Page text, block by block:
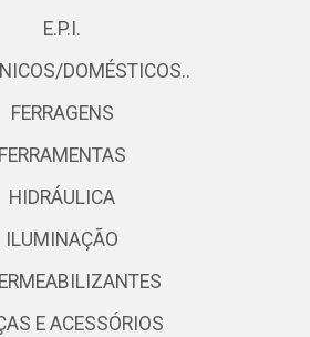
E.P.I.
DOMÉSTICOS..
FERRAGENS
FERRAMENTAS
HIDRÁULICA
ILUMINAÇÃO
E ACESSÓRIOS